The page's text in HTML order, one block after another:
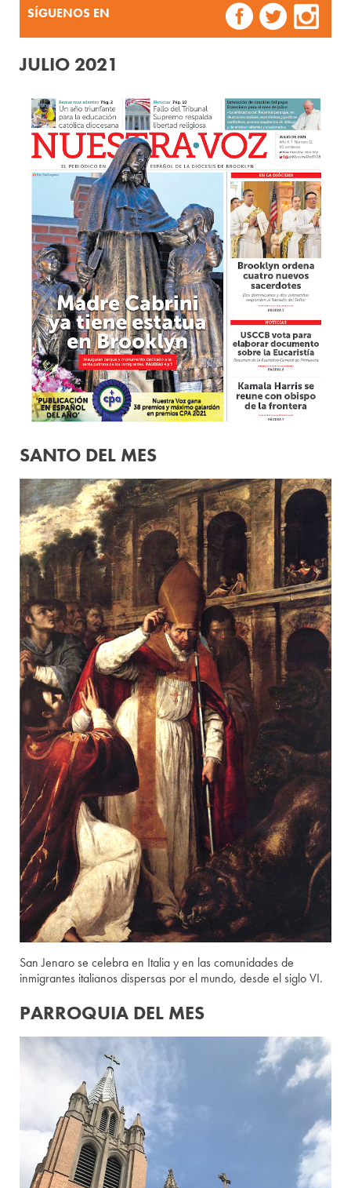
SÍGUENOS EN
JULIO 2021
SANTO DEL MES
San Jenaro se celebra en Italia y en las comunidades de
inmigrantes italianos dispersas por el mundo, desde el siglo VI.
PARROQUIA DEL MES